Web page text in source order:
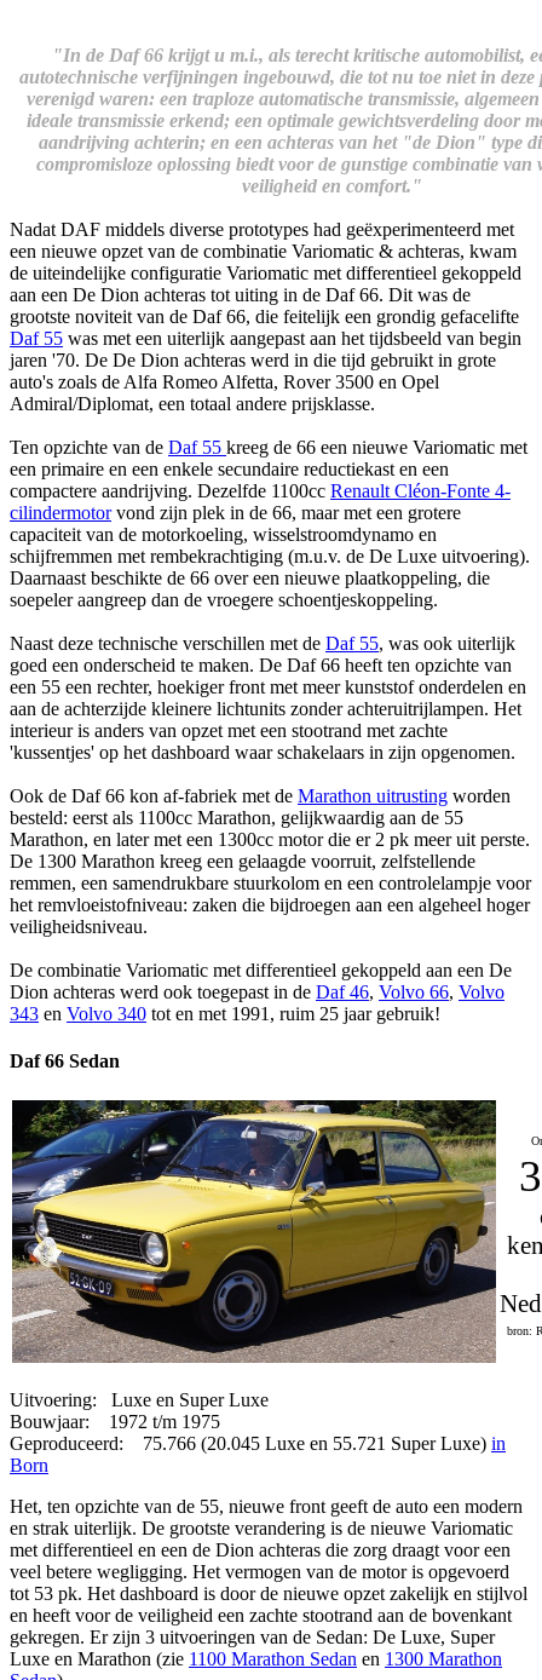
"In de Daf 66 krijgt u m.i., als terecht kritische automobilist,
autotechnische verfijningen ingebouwd, die tot nu toe niet in deze
verenigd waren: een traploze automatische transmissie, algemeen
ideale transmissie erkend; een optimale gewichtsverdeling door
aandrijving achterin; en een achteras van het "de Dion" type
compromisloze oplossing biedt voor de gunstige combinatie van
veiligheid en comfort."
Nadat DAF middels diverse prototypes had geëxperimenteerd met
een nieuwe opzet van de combinatie Variomatic & achteras, kwam
de uiteindelijke configuratie Variomatic met differentieel gekoppeld
aan een De Dion achteras tot uiting in de Daf 66. Dit was de
grootste noviteit van de Daf 66, die feitelijk een grondig gefacelifte
Daf 55 was met een uiterlijk aangepast aan het tijdsbeeld van begin
jaren '70. De De Dion achteras werd in die tijd gebruikt in grote
auto's zoals de Alfa Romeo Alfetta, Rover 3500 en Opel
Admiral/Diplomat, een totaal andere prijsklasse.
Ten opzichte van de Daf 55 kreeg de 66 een nieuwe Variomatic met
een primaire en een enkele secundaire reductiekast en een
compactere aandrijving. Dezelfde 1100cc Renault Cléon-Fonte 4-
cilindermotorvond zijn plek in de 66, maar met een grotere
capaciteit van de motorkoeling, wisselstroomdynamo en
schijfremmen met rembekrachtiging (m.u.v. de De Luxe uitvoering).
Daarnaast beschikte de 66 over een nieuwe plaatkoppeling, die
soepeler aangreep dan de vroegere schoentjeskoppeling.
Naast deze technische verschillen met de Daf 55, was ook uiterlijk
goed een onderscheid te maken. De Daf 66 heeft ten opzichte van
een 55 een rechter, hoekiger front met meer kunststof onderdelen en
aan de achterzijde kleinere lichtunits zonder achteruitrijlampen. Het
interieur is anders van opzet met een stootrand met zachte
'kussentjes' op het dashboard waar schakelaars in zijn opgenomen.
Ook de Daf 66 kon af-fabriek met de Marathon uitrusting worden
besteld: eerst als 1100cc Marathon, gelijkwaardig aan de 55
Marathon, en later met een 1300cc motor die er 2 pk meer uit perste.
De 1300 Marathon kreeg een gelaagde voorruit, zelfstellende
remmen, een samendrukbare stuurkolom en een controlelampje voor
het remvloeistofniveau: zaken die bijdroegen aan een algeheel hoger
veiligheidsniveau.
De combinatie Variomatic met differentieel gekoppeld aan een De
Dion achteras werd ook toegepast in de Daf 46, Volvo 66, Volvo
343 en Volvo 340 tot en met 1991, ruim 25 jaar gebruik!
Daf 66 Sedan
bron:
Uitvoering: Luxe en Super Luxe
Bouwjaar: 1972 t/m 1975
Geproduceerd: 75.766 (20.045 Luxe en 55.721 Super Luxe) in
Born
Het, ten opzichte van de 55, nieuwe front geeft de auto een modern
en strak uiterlijk. De grootste verandering is de nieuwe Variomatic
met differentieel en een de Dion achteras die zorg draagt voor een
veel betere wegligging. Het vermogen van de motor is opgevoerd
tot 53 pk. Het dashboard is door de nieuwe opzet zakelijk en stijlvol
en heeft voor de veiligheid een zachte stootrand aan de bovenkant
gekregen. Er zijn 3 uitvoeringen van de Sedan: De Luxe, Super
Luxe en Marathon (zie 1100 Marathon Sedan en 1300 Marathon